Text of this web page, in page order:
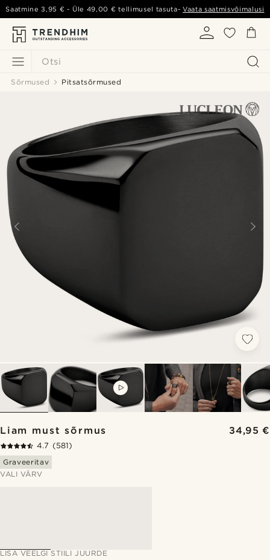
Otsi
Saatmine3,95 € - Üle 49,00 € tellimusel tasuta-Vaata saatmisvõimalusi
Sõrmused Pitsatsõrmused
Liam must sõrmus 34,95 €
4.7 (581)
Graveeritav
VALI VÄRV
LISA VEELGI STIILI JUURDE